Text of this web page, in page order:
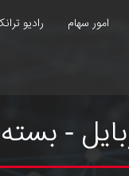
امور سهام رادیو
- ۶۰۰ گیگ